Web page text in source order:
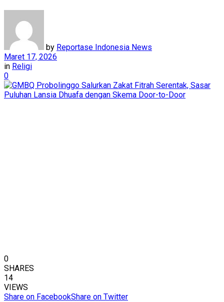
by Reportase Indonesia News
Maret 17, 2026
in Religi
0
0
SHARES
14
VIEWS
Share on FacebookShare on Twitter